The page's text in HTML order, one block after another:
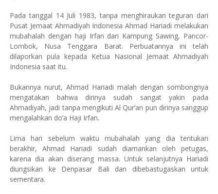
Pada tanggal 14 Juli 1983, tanpa menghiraukan teguran dari
Pusat Jemaat Ahmadiyah Indonesia Ahmad Hariadi melakukan
mubahalah dengan haji Irfan dari Kampung Sawing, Pancor-
Lombok, Nusa Tenggara Barat. Perbuatannya ini telah
dilaporkan pula kepada Ketua Nasional Jemaat Ahmadiyah
Indonesia saat itu.
Bukannya nurut, Ahmad Hariadi malah dengan sombongnya
mengatakan bahwa dirinya sudah sangat yakin pada
Ahmadiyah, jadi tanpa mengikuti Al Qur’an pun dirinya sanggup
mengalahkan do’a Haji Irfan.
Lima hari sebelum waktu mubahalah yang dia tentukan
berakhir, Ahmad Hariadi sudah diamankan oleh petugas,
karena dia akan diserang massa. Untuk selanjutnya Hariadi
diungsikan ke Denpasar Bali dan dibebastugaskan untuk
sementara.